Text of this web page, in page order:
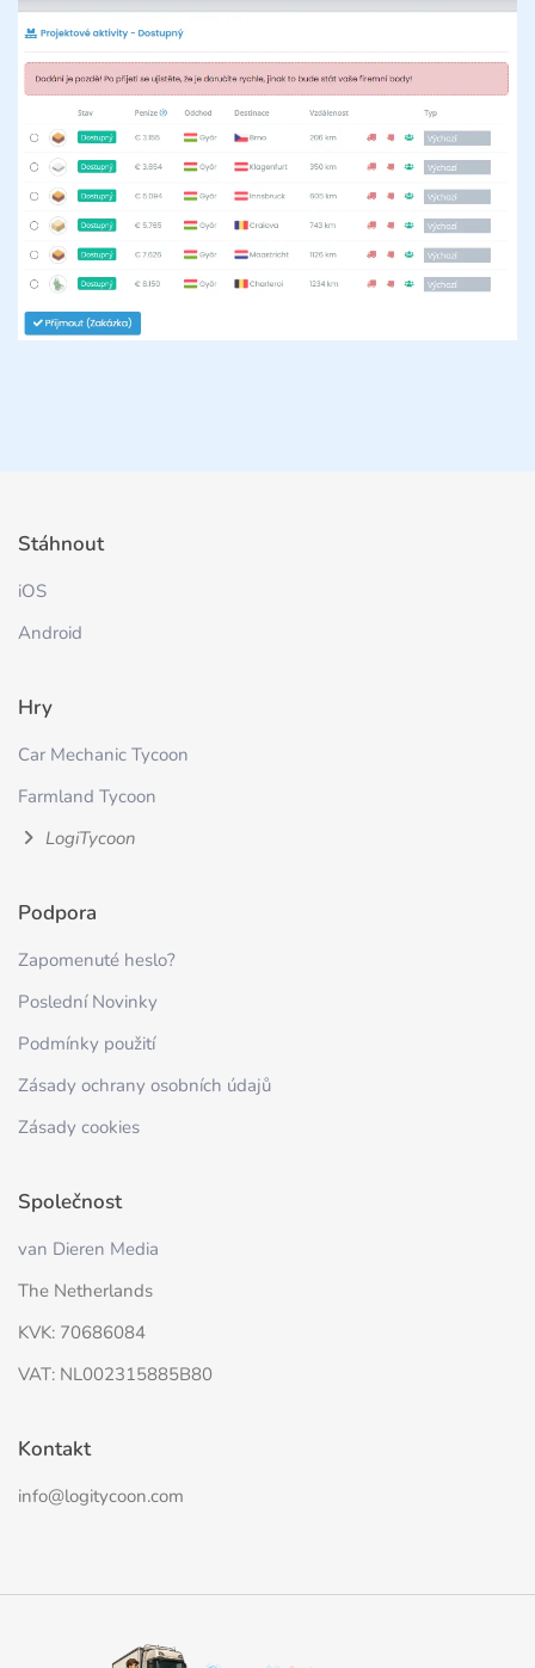
Stáhnout
iOS
Android
Hry
Car Mechanic Tycoon
Farmland Tycoon
LogiTycoon
Podpora
Zapomenuté heslo?
Poslední Novinky
Podmínky použití
Zásady ochrany osobních údajů
Zásady cookies
Společnost
van Dieren Media
The Netherlands
KVK: 70686084
VAT: NL002315885B80
Kontakt
info@logitycoon.com